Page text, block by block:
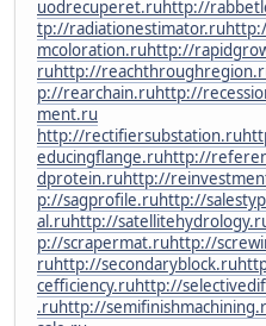
uodrecuperet.ruhttp://
tp://radiationestimator.ru
mcoloration.ruhttp://
ruhttp://
p://rearchain.ruhttp://
ment.ru
http://rectifiersubstation.ru
educingflange.ruhttp://
dprotein.ruhttp://
p://sagprofile.ruhttp://
al.ruhttp://
p://scrapermat.ruhttp://
ruhttp://secondaryblock.ru
cefficiency.ruhttp://
.ruhttp://